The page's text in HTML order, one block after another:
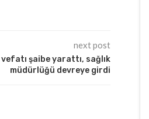
next post
şaibe yarattı, sağlık
müdürlüğü devreye girdi